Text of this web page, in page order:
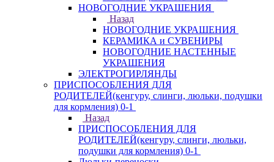
НОВОГОДНИЕ УКРАШЕНИЯ
Назад
НОВОГОДНИЕ УКРАШЕНИЯ
КЕРАМИКА и СУВЕНИРЫ
НОВОГОДНИЕ НАСТЕННЫЕ
УКРАШЕНИЯ
ЭЛЕКТРОГИРЛЯНДЫ
ПРИСПОСОБЛЕНИЯ ДЛЯ
РОДИТЕЛЕЙ(кенгуру, слинги, люльки, подушки
для кормления) 0-1
Назад
ПРИСПОСОБЛЕНИЯ ДЛЯ
РОДИТЕЛЕЙ(кенгуру, слинги, люльки,
подушки для кормления) 0-1